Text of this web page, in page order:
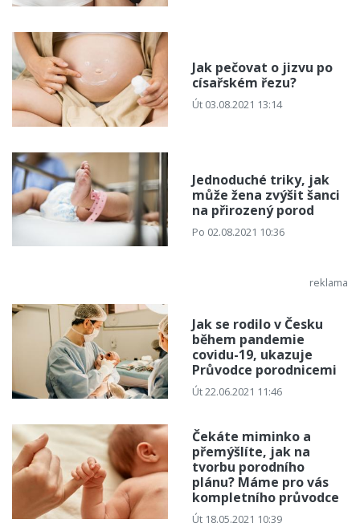
Jak pečovat o jizvu po
císařském řezu?
Út 03.08.2021 13:14
Jednoduché triky, jak
může žena zvýšit šanci
na přirozený porod
Po 02.08.2021 10:36
Jak se rodilo v Česku
během pandemie
covidu-19, ukazuje
Průvodce porodnicemi
Út 22.06.2021 11:46
Čekáte miminko a
přemýšlíte, jak na
tvorbu porodního
plánu? Máme pro vás
kompletního průvodce
Út 18.05.2021 10:39